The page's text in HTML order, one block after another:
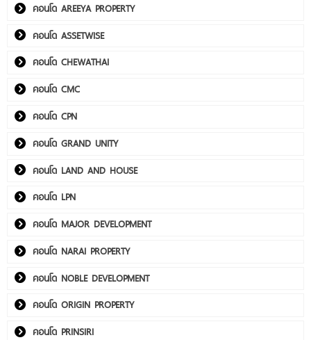
คอนโด AREEYA PROPERTY
คอนโด ASSETWISE
คอนโด CHEWATHAI
คอนโด CMC
คอนโด CPN
คอนโด GRAND UNITY
คอนโด LAND AND HOUSE
คอนโด LPN
คอนโด MAJOR DEVELOPMENT
คอนโด NARAI PROPERTY
คอนโด NOBLE DEVELOPMENT
คอนโด ORIGIN PROPERTY
คอนโด PRINSIRI